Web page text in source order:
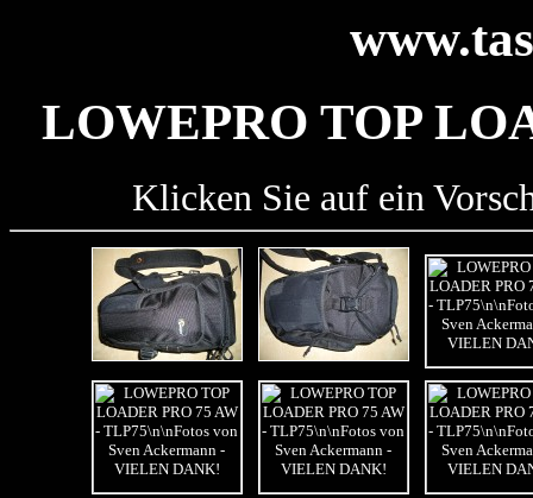
LOWEPRO TOP
Klicken Sie auf ein